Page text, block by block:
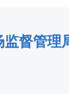
监督管理